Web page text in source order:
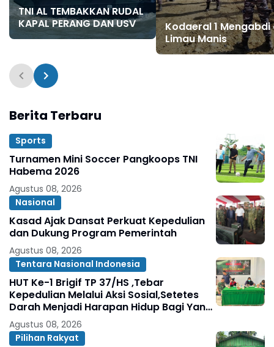
TNI AL TEMBAKKAN RUDAL
KAPAL PERANG DAN USV
Kodaeral 1 Mengabdi
Limau Manis
Berita Terbaru
Sports
Turnamen Mini Soccer Pangkoops TNI
Habema 2026
Agustus 08, 2026
Nasional
Kasad Ajak Dansat Perkuat Kepedulian
dan Dukung Program Pemerintah
Agustus 08, 2026
Tentara Nasional Indonesia
HUT Ke-1 Brigif TP 37/HS ,Tebar
Kepedulian Melalui Aksi Sosial,Setetes
Darah Menjadi Harapan Hidup Bagi Yang
Membutuhkan
Agustus 08, 2026
Pilihan Rakyat